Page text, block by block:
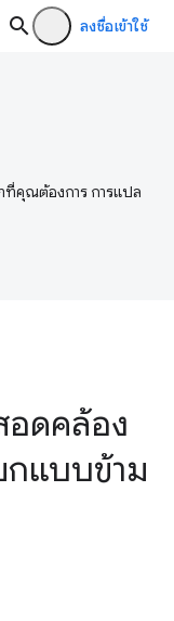
ลงชื่อเข้าใช้
ที่คุณต้องการ การแปล
อดคล้อง
กแบบข้าม